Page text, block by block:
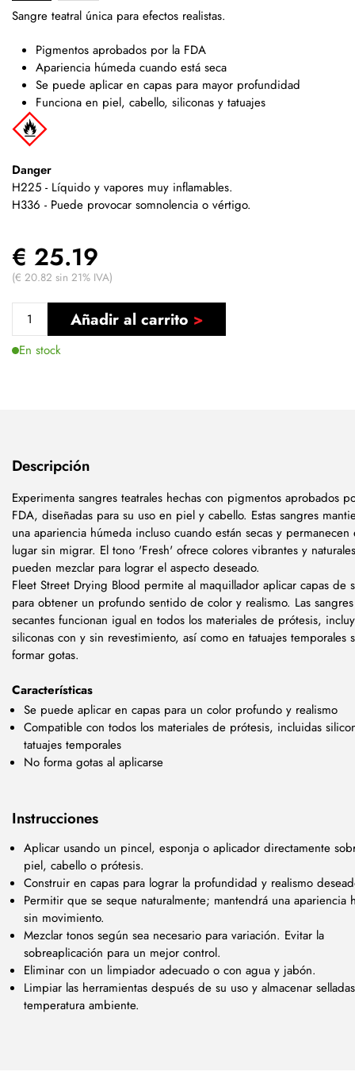
Sangre teatral única para efectos realistas.
Pigmentos aprobados por la FDA
Apariencia húmeda cuando está seca
Se puede aplicar en capas para mayor profundidad
Funciona en piel, cabello, siliconas y tatuajes
Danger
H225 - Líquido y vapores muy inflamables.
H336 - Puede provocar somnolencia o vértigo.
€ 25.19
(€ 20.82 sin 21% IVA)
Añadir al carrito
En stock
Descripción
Experimenta sangres teatrales hechas con pigmentos aprobados
FDA, diseñadas para su uso en piel y cabello. Estas sangres
una apariencia húmeda incluso cuando están secas y permanecen
lugar sin migrar. El tono 'Fresh' ofrece colores vibrantes y
pueden mezclar para lograr el aspecto deseado.
Fleet Street Drying Blood permite al maquillador aplicar capas de
para obtener un profundo sentido de color y realismo. Las sangres
secantes funcionan igual en todos los materiales de prótesis,
siliconas con y sin revestimiento, así como en tatuajes temporales
formar gotas.
Características
Se puede aplicar en capas para un color profundo y realismo
Compatible con todos los materiales de prótesis, incluidas
tatuajes temporales
No forma gotas al aplicarse
Instrucciones
Aplicar usando un pincel, esponja o aplicador directamente
piel, cabello o prótesis.
Construir en capas para lograr la profundidad y realismo
Permitir que se seque naturalmente; mantendrá una apariencia
sin movimiento.
Mezclar tonos según sea necesario para variación. Evitar la
sobreaplicación para un mejor control.
Eliminar con un limpiador adecuado o con agua y jabón.
Limpiar las herramientas después de su uso y almacenar
temperatura ambiente.